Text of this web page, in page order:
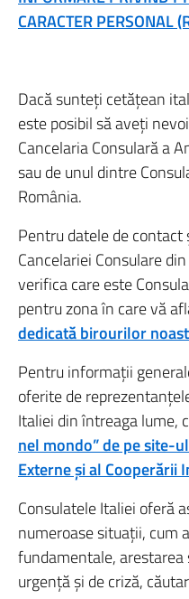
CARACTER
Dacă sunteți cetățean
este posibil să aveți
Cancelaria Consulară a
sau de unul dintre
România.
Pentru datele de contact
Cancelariei Consulare
verifica care este
pentru zona în care vă
dedicată birourilor
Pentru informații
oferite de
Italiei din întreaga lume,
nel mondo”de pe site-
Externe și al Cooperării
Consulatele Italiei oferă
numeroase situații, cum
fundamentale,
urgență și de criză,